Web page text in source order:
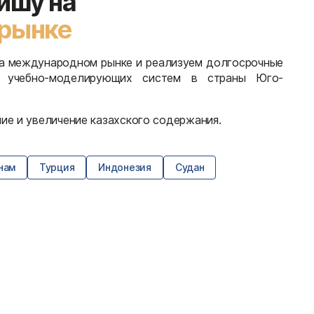
рынке и реализуем долгосрочные
учебно-моделирующих систем в страны Юго-
и увеличение казахского содержания.
Турция Индонезия Судан